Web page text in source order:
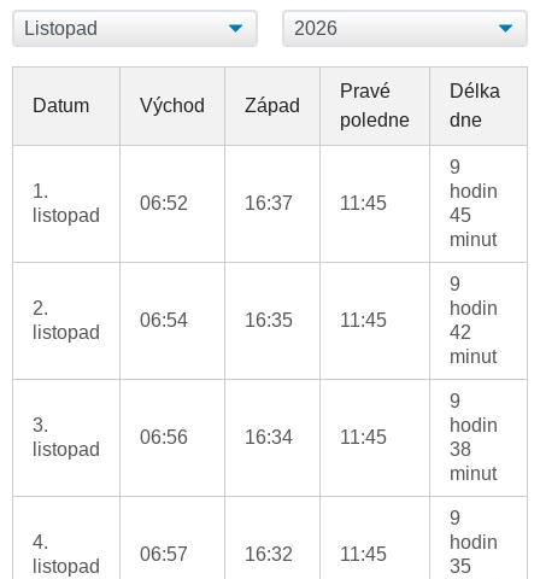
Datum Východ Západ
Pravé
poledne
Délka
dne
1.
listopad
06:52 16:37 11:45
9
hodin
45
minut
2.
listopad
06:54 16:35 11:45
9
hodin
42
minut
3.
listopad
06:56 16:34 11:45
9
hodin
38
minut
4.
listopad
06:57 16:32 11:45
9
hodin
35